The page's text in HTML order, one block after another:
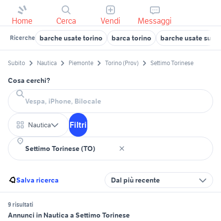
Home Cerca Vendi Messaggi
Ricerche barche usate torino barca torino barche usate susa
Subito Nautica Piemonte Torino (Prov) Settimo Torinese
Cosa cerchi?
Nautica Filtri
Salva ricerca Dal più recente
9 risultati
Annunci in Nautica a Settimo Torinese